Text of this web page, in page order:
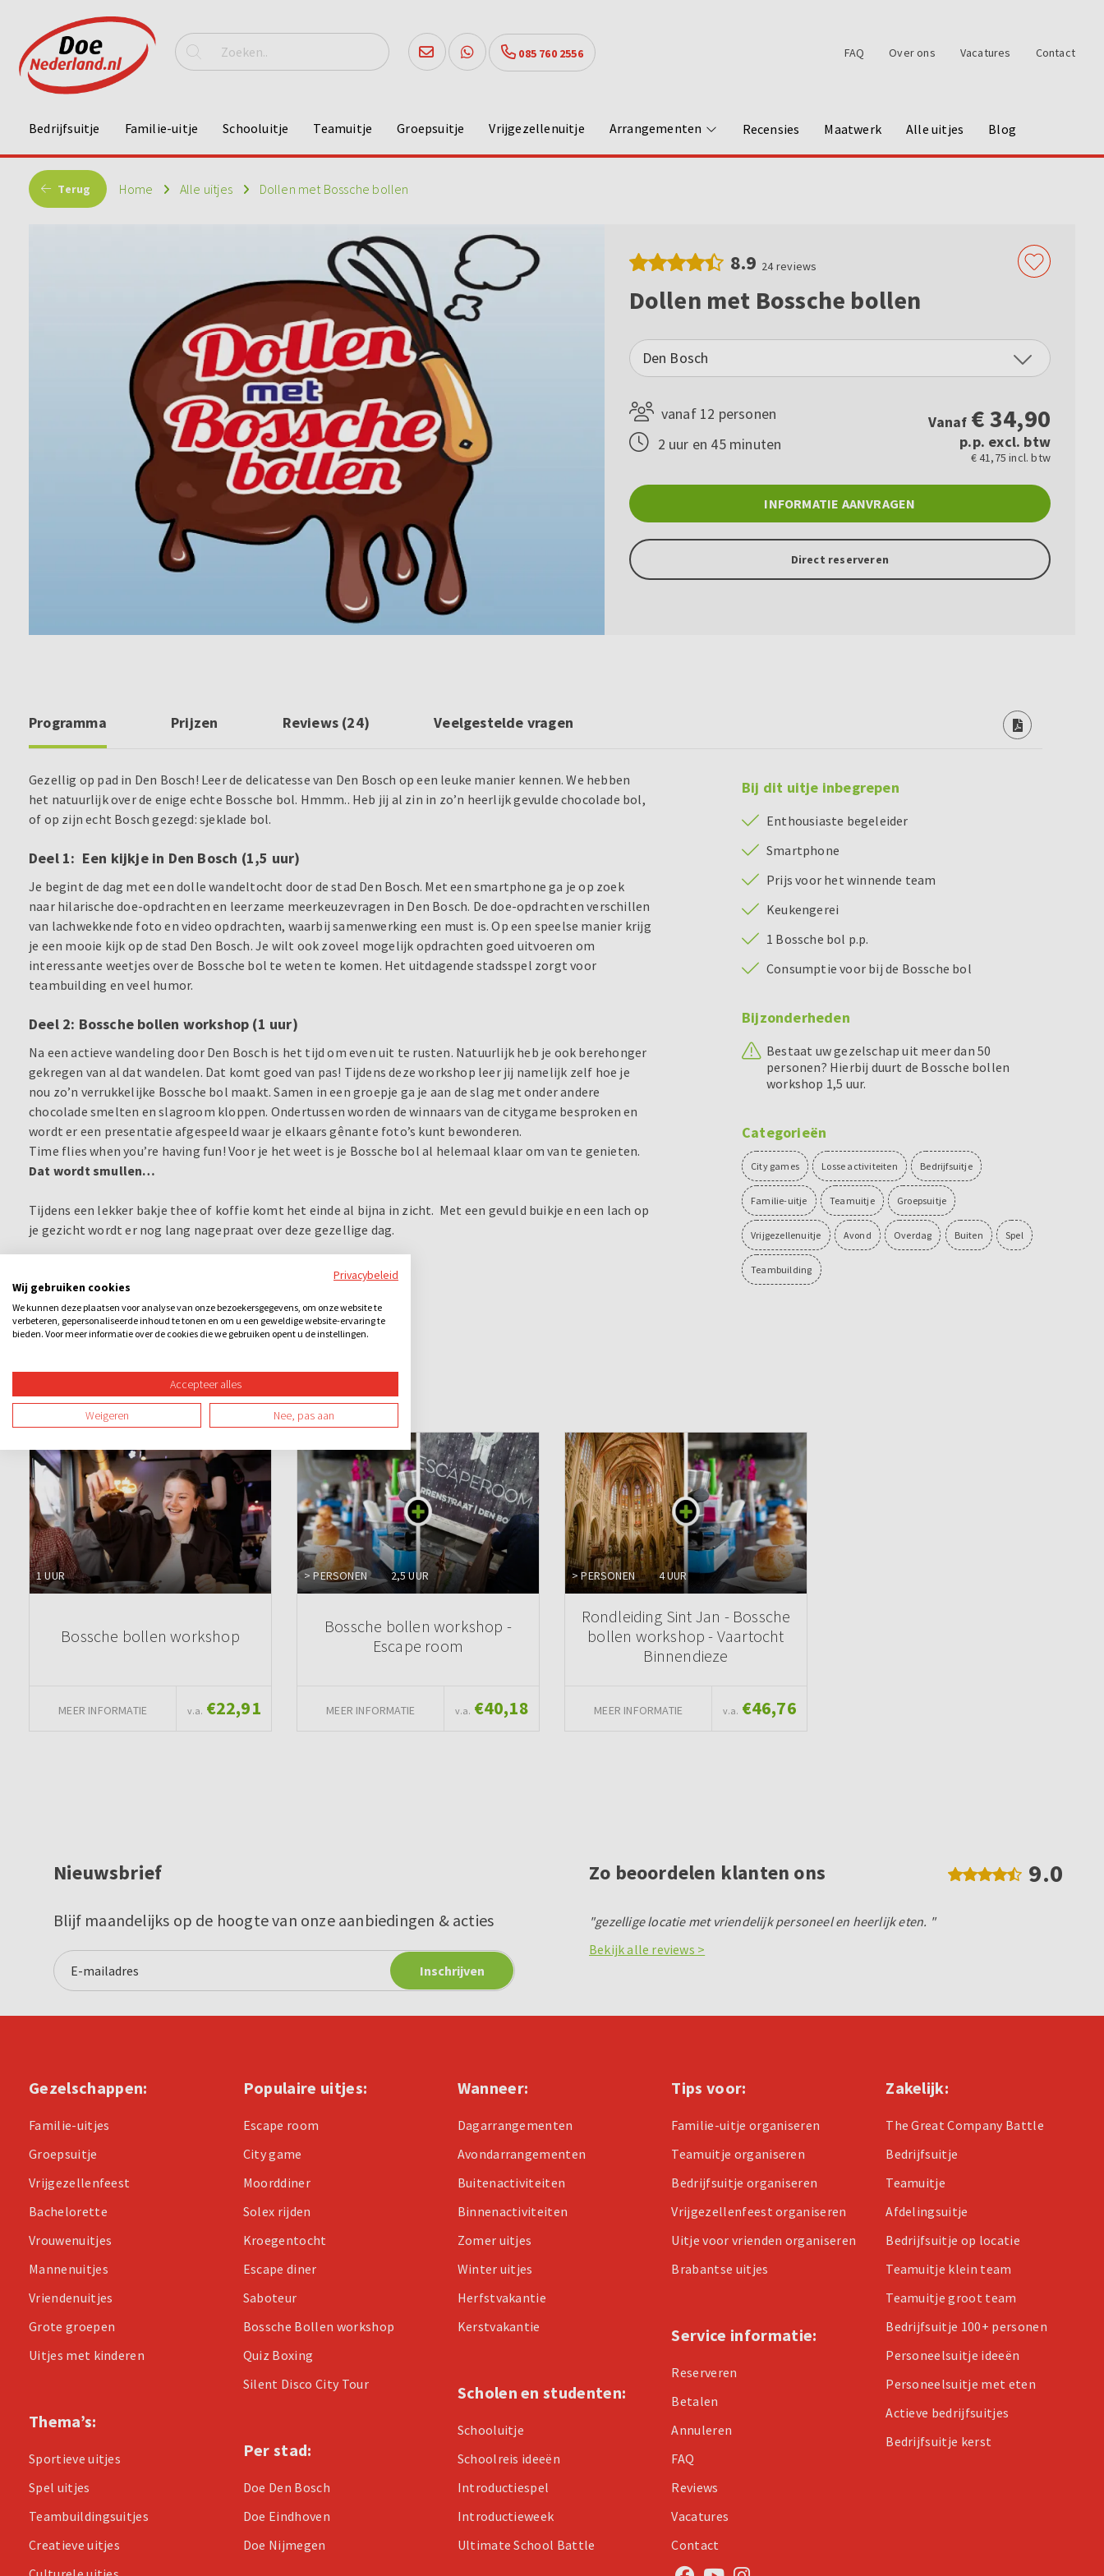
085 760 2556 FAQ Over ons Vacatures Contact
Bedrijfsuitje Familie-uitje Schooluitje Teamuitje Groepsuitje Vrijgezellenuitje Arrangementen Recensies Maatwerk Alle uitjes Blog
Terug Home Alle uitjes Dollen met Bossche bollen
8.9 24reviews
Dollen met Bossche bollen
Den Bosch
vanaf 12 personen
2 uur en 45 minuten
Vanaf €34,90
p.p. excl. btw
€ 41,75 incl. btw
INFORMATIE AANVRAGEN
Direct reserveren
Programma Prijzen Reviews (24) Veelgestelde vragen
Gezellig op pad in Den Bosch! Leer de delicatesse van Den Bosch op een leuke manier kennen. We hebben
het natuurlijk over de enige echte Bossche bol. Hmmm.. Heb jij al zin in zo’n heerlijk gevulde chocolade bol,
of op zijn echt Bosch gezegd: sjeklade bol.
Deel 1: Een kijkje in Den Bosch (1,5 uur)
Je begint de dag met een dolle wandeltocht door de stad Den Bosch. Met een smartphone ga je op zoek
naar hilarische doe-opdrachten en leerzame meerkeuzevragen in Den Bosch. De doe-opdrachten verschillen
van lachwekkende foto en video opdrachten, waarbij samenwerking een must is. Op een speelse manier krijg
je een mooie kijk op de stad Den Bosch. Je wilt ook zoveel mogelijk opdrachten goed uitvoeren om
interessante weetjes over de Bossche bol te weten te komen. Het uitdagende stadsspel zorgt voor
teambuilding en veel humor.
Deel 2: Bossche bollen workshop (1 uur)
Na een actieve wandeling door Den Bosch is het tijd om even uit te rusten. Natuurlijk heb je ook berehonger
gekregen van al dat wandelen. Dat komt goed van pas! Tijdens deze workshop leer jij namelijk zelf hoe je
nou zo’n verrukkelijke Bossche bol maakt. Samen in een groepje ga je aan de slag met onder andere
chocolade smelten en slagroom kloppen. Ondertussen worden de winnaars van de citygame besproken en
wordt er een presentatie afgespeeld waar je elkaars gênante foto’s kunt bewonderen.
Time flies when you’re having fun! Voor je het weet is je Bossche bol al helemaal klaar om van te genieten.
Dat wordt smullen…
Tijdens een lekker bakje thee of koffie komt het einde al bijna in zicht. Met een gevuld buikje en een lach op
je gezicht wordt er nog lang nagepraat over deze gezellige dag.
Bij dit uitje inbegrepen
Enthousiaste begeleider
Smartphone
Prijs voor het winnende team
Keukengerei
1 Bossche bol p.p.
Consumptie voor bij de Bossche bol
Bijzonderheden
Bestaat uw gezelschap uit meer dan 50
personen? Hierbij duurt de Bossche bollen
workshop 1,5 uur.
Categorieën
City games Losse activiteiten Bedrijfsuitje
Familie-uitje Teamuitje Groepsuitje
Vrijgezellenuitje Avond Overdag Buiten Spel
Teambuilding
Ook leuk
1 UUR
Bossche bollen workshop
MEER INFORMATIE v.a. €22,91
> PERSONEN 2,5 UUR
Bossche bollen workshop -
Escape room
MEER INFORMATIE v.a. €40,18
> PERSONEN 4 UUR
Rondleiding Sint Jan - Bossche
bollen workshop - Vaartocht
Binnendieze
MEER INFORMATIE v.a. €46,76
Nieuwsbrief
Blijf maandelijks op de hoogte van onze aanbiedingen & acties
Zo beoordelen klanten ons 9.0
"gezellige locatie met vriendelijk personeel en heerlijk eten. "
Bekijk alle reviews >
Gezelschappen:
Familie-uitjes
Groepsuitje
Vrijgezellenfeest
Bachelorette
Vrouwenuitjes
Mannenuitjes
Vriendenuitjes
Grote groepen
Uitjes met kinderen
Thema’s:
Sportieve uitjes
Spel uitjes
Teambuildingsuitjes
Creatieve uitjes
Populaire uitjes:
Escape room
City game
Moorddiner
Solex rijden
Kroegentocht
Escape diner
Saboteur
Bossche Bollen workshop
Quiz Boxing
Silent Disco City Tour
Per stad:
Doe Den Bosch
Doe Eindhoven
Doe Nijmegen
Wanneer:
Dagarrangementen
Avondarrangementen
Buitenactiviteiten
Binnenactiviteiten
Zomer uitjes
Winter uitjes
Herfstvakantie
Kerstvakantie
Scholen en studenten:
Schooluitje
Schoolreis ideeën
Introductiespel
Introductieweek
Ultimate School Battle
Tips voor:
Familie-uitje organiseren
Teamuitje organiseren
Bedrijfsuitje organiseren
Vrijgezellenfeest organiseren
Uitje voor vrienden organiseren
Brabantse uitjes
Service informatie:
Reserveren
Betalen
Annuleren
FAQ
Reviews
Vacatures
Contact
Zakelijk:
The Great Company Battle
Bedrijfsuitje
Teamuitje
Afdelingsuitje
Bedrijfsuitje op locatie
Teamuitje klein team
Teamuitje groot team
Bedrijfsuitje 100+ personen
Personeelsuitje ideeën
Personeelsuitje met eten
Actieve bedrijfsuitjes
Bedrijfsuitje kerst
Privacybeleid
Wij gebruiken cookies
We kunnen deze plaatsen voor analyse van onze bezoekersgegevens, om onze website te
verbeteren, gepersonaliseerde inhoud te tonen en om u een geweldige website-ervaring te
bieden. Voor meer informatie over de cookies die we gebruiken opent u de instellingen.
Accepteer alles
Weigeren Nee, pas aan